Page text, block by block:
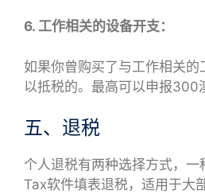
6. 工作相关的设备开支：
如果你曾购买了与工作相关的
以抵税的。最高可以申报300
五、退税
个人退税有两种选择方式，
Tax软件填表退税，适用于大